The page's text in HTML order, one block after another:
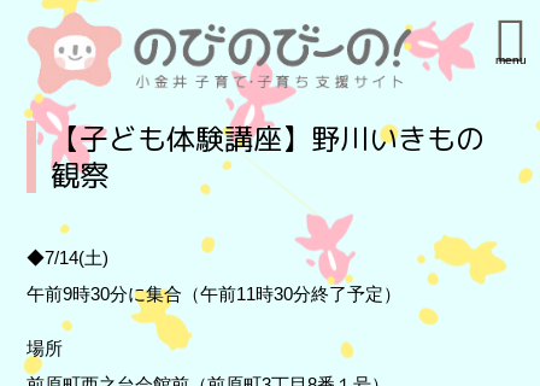
menu
【子ども体験講座】野川いきもの
観察
◆7/14(土)
午前9時30分に集合（午前11時30分終了予定）
場所